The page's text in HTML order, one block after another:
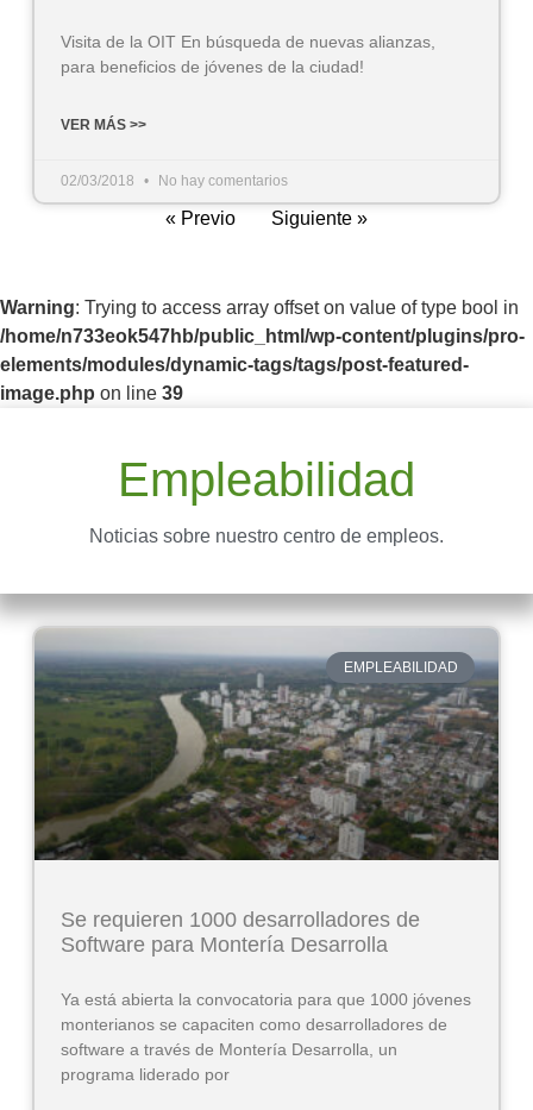
Visita de la OIT En búsqueda de nuevas alianzas,
para beneficios de jóvenes de la ciudad!
VER MÁS >>
02/03/2018 No hay comentarios
« Previo Siguiente »
Warning: Trying to access array offset on value of type bool in
/home/n733eok547hb/public_html/wp-content/plugins/pro-
elements/modules/dynamic-tags/tags/post-featured-
image.php on line 39
Empleabilidad
Noticias sobre nuestro centro de empleos.
EMPLEABILIDAD
Se requieren 1000 desarrolladores de
Software para Montería Desarrolla
Ya está abierta la convocatoria para que 1000 jóvenes
monterianos se capaciten como desarrolladores de
software a través de Montería Desarrolla, un
programa liderado por